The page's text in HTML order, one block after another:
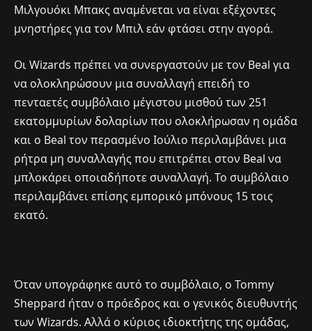
Μιλγουόκι Μπακς αναμένεται να είναι εξέχοντες
μνηστήρες για τον Μπιλ εάν φτάσει στην αγορά.
Οι Wizards πρέπει να συνεργαστούν με τον Beal για
να ολοκληρώσουν μια συναλλαγή επειδή το
πενταετές συμβόλαιο μέγιστου μισθού των 251
εκατομμυρίων δολαρίων που ολοκλήρωσαν η ομάδα
και ο Beal τον περασμένο Ιούλιο περιλαμβάνει μια
ρήτρα μη συναλλαγής που επιτρέπει στον Beal να
μπλοκάρει οποιαδήποτε συναλλαγή. Το συμβόλαιο
περιλαμβάνει επίσης εμπορικό μπόνους 15 τοις
εκατό.
Όταν υπογράφηκε αυτό το συμβόλαιο, ο Tommy
Sheppard ήταν ο πρόεδρος και ο γενικός διευθυντής
των Wizards. Αλλά ο κύριος ιδιοκτήτης της ομάδας,